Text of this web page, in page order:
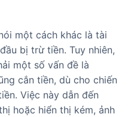
một cách khác là tài
bị trừ tiền. Tuy nhiên,
một số vấn đề là
cắn tiền, dù cho chiến
Việc này dẫn đến
hoặc hiển thị kém, ảnh